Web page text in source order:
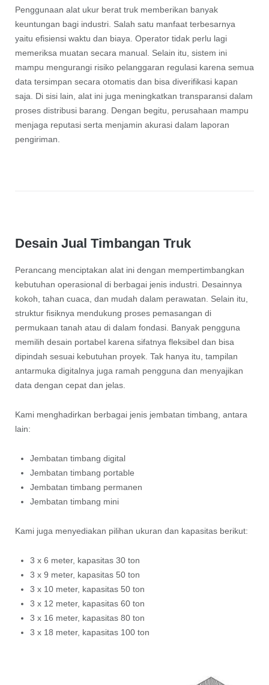
Penggunaan alat ukur berat truk memberikan banyak
keuntungan bagi industri. Salah satu manfaat terbesarnya
yaitu efisiensi waktu dan biaya. Operator tidak perlu lagi
memeriksa muatan secara manual. Selain itu, sistem ini
mampu mengurangi risiko pelanggaran regulasi karena semua
data tersimpan secara otomatis dan bisa diverifikasi kapan
saja. Di sisi lain, alat ini juga meningkatkan transparansi dalam
proses distribusi barang. Dengan begitu, perusahaan mampu
menjaga reputasi serta menjamin akurasi dalam laporan
pengiriman.
Desain Jual Timbangan Truk
Perancang menciptakan alat ini dengan mempertimbangkan
kebutuhan operasional di berbagai jenis industri. Desainnya
kokoh, tahan cuaca, dan mudah dalam perawatan. Selain itu,
struktur fisiknya mendukung proses pemasangan di
permukaan tanah atau di dalam fondasi. Banyak pengguna
memilih desain portabel karena sifatnya fleksibel dan bisa
dipindah sesuai kebutuhan proyek. Tak hanya itu, tampilan
antarmuka digitalnya juga ramah pengguna dan menyajikan
data dengan cepat dan jelas.
Kami menghadirkan berbagai jenis jembatan timbang, antara
lain:
Jembatan timbang digital
Jembatan timbang portable
Jembatan timbang permanen
Jembatan timbang mini
Kami juga menyediakan pilihan ukuran dan kapasitas berikut:
3 x 6 meter, kapasitas 30 ton
3 x 9 meter, kapasitas 50 ton
3 x 10 meter, kapasitas 50 ton
3 x 12 meter, kapasitas 60 ton
3 x 16 meter, kapasitas 80 ton
3 x 18 meter, kapasitas 100 ton